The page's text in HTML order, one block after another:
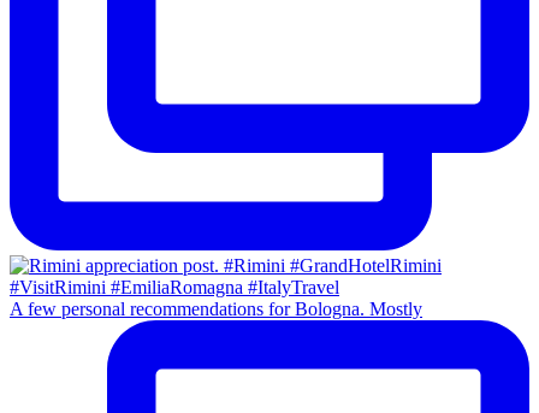
A few personal recommendations for Bologna. Mostly